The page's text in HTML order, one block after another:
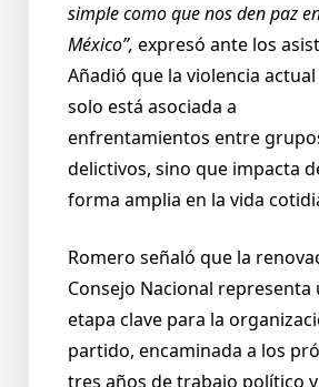
simple como que nos den paz
México”, expresó ante los
Añadió que la violencia
solo está asociada a
enfrentamientos entre
delictivos, sino que impacta
forma amplia en la vida
Romero señaló que la
Consejo Nacional representa
etapa clave para la
partido, encaminada a los
tres años de trabajo político y